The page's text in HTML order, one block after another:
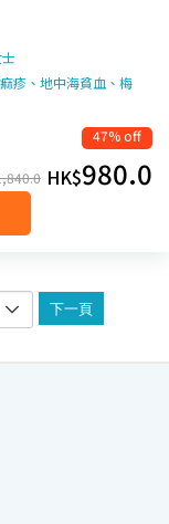
疹、地中海貧血、梅
47% off
HK$980.0
下一頁